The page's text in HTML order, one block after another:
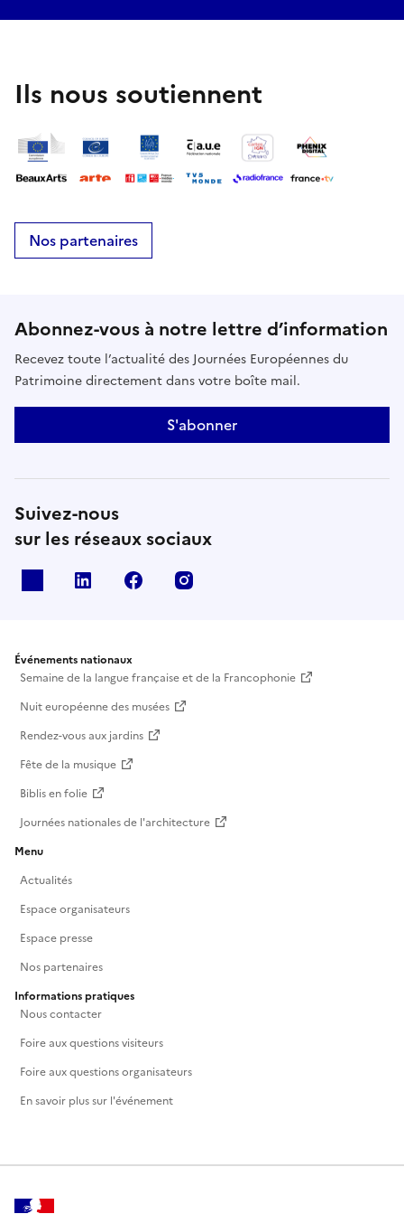
Ils nous soutiennent
Nos partenaires
Abonnez-vous à notre lettre d’information
Recevez toute l’actualité des Journées Européennes du
Patrimoine directement dans votre boîte mail.
S'abonner
Suivez-nous
sur les réseaux sociaux
Linkedin Facebook
Événements nationaux
Semaine de la langue française et de la Francophonie
Nuit européenne des musées
Rendez-vous aux jardins
Fête de la musique
Biblis en folie
Journées nationales de l'architecture
Menu
Actualités
Espace organisateurs
Espace presse
Nos partenaires
Informations pratiques
Nous contacter
Foire aux questions visiteurs
Foire aux questions organisateurs
En savoir plus sur l'événement